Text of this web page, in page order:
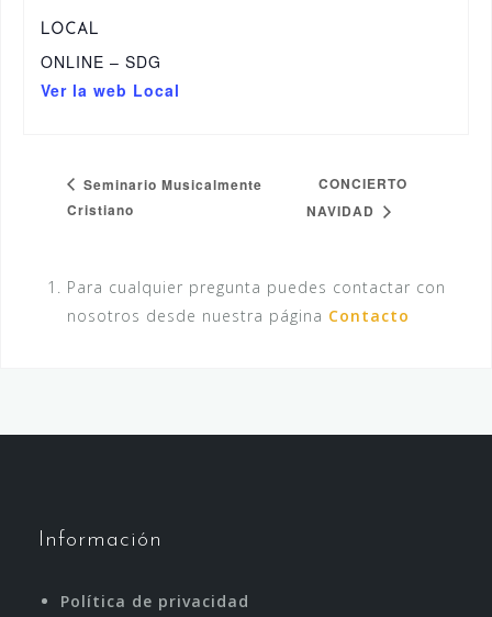
LOCAL
ONLINE – SDG
Ver la web Local
Seminario Musicalmente
Cristiano
CONCIERTO
NAVIDAD
Para cualquier pregunta puedes contactar con
nosotros desde nuestra página Contacto
Información
Política de privacidad